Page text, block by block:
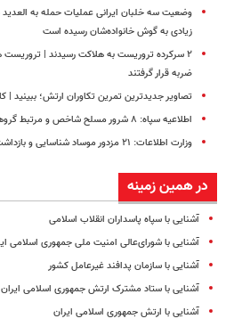
وضعیت سه خلبان ایرانی عملیات حمله به
زیادی به گوش خانواده‌شان رسیده است
۲ سرکرده تروریست به هلاکت رسیدند |
ضربه قرار گرفتند
تصاویر جدیدترین تمرین تکاوران ارتش؛ ببینید |
اطلاعیه سپاه: ۸ شرور مسلح شاخص و مرتبط گروهک‌های تروریستی دستگیر شدند
وزارت اطلاعات: ۲۱ مزدور موساد شناسایی و بازداشت شدند
در همین زمینه
آشنایی با سپاه پاسداران انقلاب اسلامی
آشنایی با شورای‌عالی امنیت ملی جمهوری اسلامی
آشنایی با سازمان پدافند غیرعامل کشور
آشنایی با ستاد مشترک ارتش جمهوری اسلامی ایران
آشنایی با ارتش جمهوری اسلامی ایران